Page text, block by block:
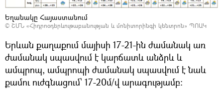
Եղանակը Հայաստանում
© ՇՄՆ «Հիդրոօդերևութաբանության և մոնիտորինգի կենտրոն» ՊՈԱԿ
Երևան քաղաքում մայիսի 17-21-ին ժամանակ առ
ժամանակ սպասվում է կարճատև անձրև և
ամպրոպ, ամպրոպի ժամանակ սպասվում է նաև
քամու ուժգնացում՝ 17-20մ/վ արագությամբ։